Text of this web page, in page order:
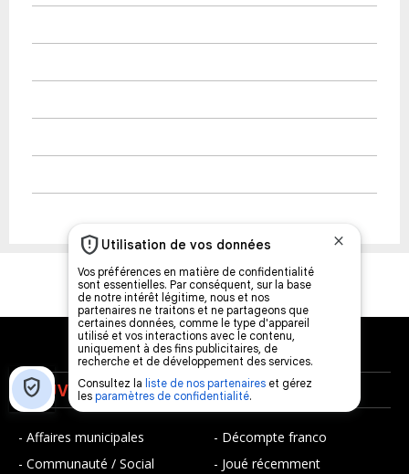
NOUVELLES
- Affaires municipales
- Communauté / Social
MUSIQUE
- Décompte franco
- Joué récemment